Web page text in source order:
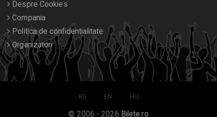
Despre Cookies
Compania
Politica de confidentialitate
Organizatori
RO EN HU
© 2006 - 2026 Bilete.ro